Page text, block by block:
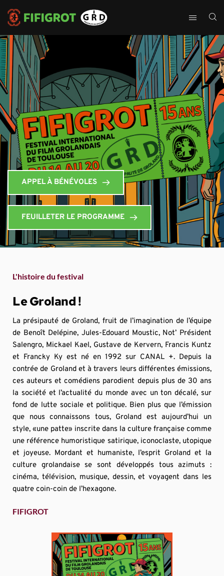
APPEL À BÉNÉVOLES
FEUILLETER LE PROGRAMME
L'histoire du festival
Le Groland !
La présipauté de Groland, fruit de l’imagination de l’équipe
de Benoît Delépine, Jules-Edouard Moustic, Not’ Président
Salengro, Mickael Kael, Gustave de Kervern, Francis Kuntz
et Francky Ky est né en 1992 sur CANAL +. Depuis la
contrée de Groland et à travers leurs différentes émissions,
ces auteurs et comédiens parodient depuis plus de 30 ans
la société et l’actualité du monde avec un ton décalé, sur
fond de lutte sociale et politique. Bien plus que l’émission
que nous connaissons tous, Groland est aujourd’hui un
style, «une patte» inscrite dans la culture française comme
une référence humoristique satirique, iconoclaste, utopique
et joyeuse. Mordant et humaniste, l’esprit Groland et la
culture grolandaise se sont développés tous azimuts :
cinéma, télévision, musique, dessin, et voyagent dans les
quatre coin-coin de l’hexagone.
FIFIGROT